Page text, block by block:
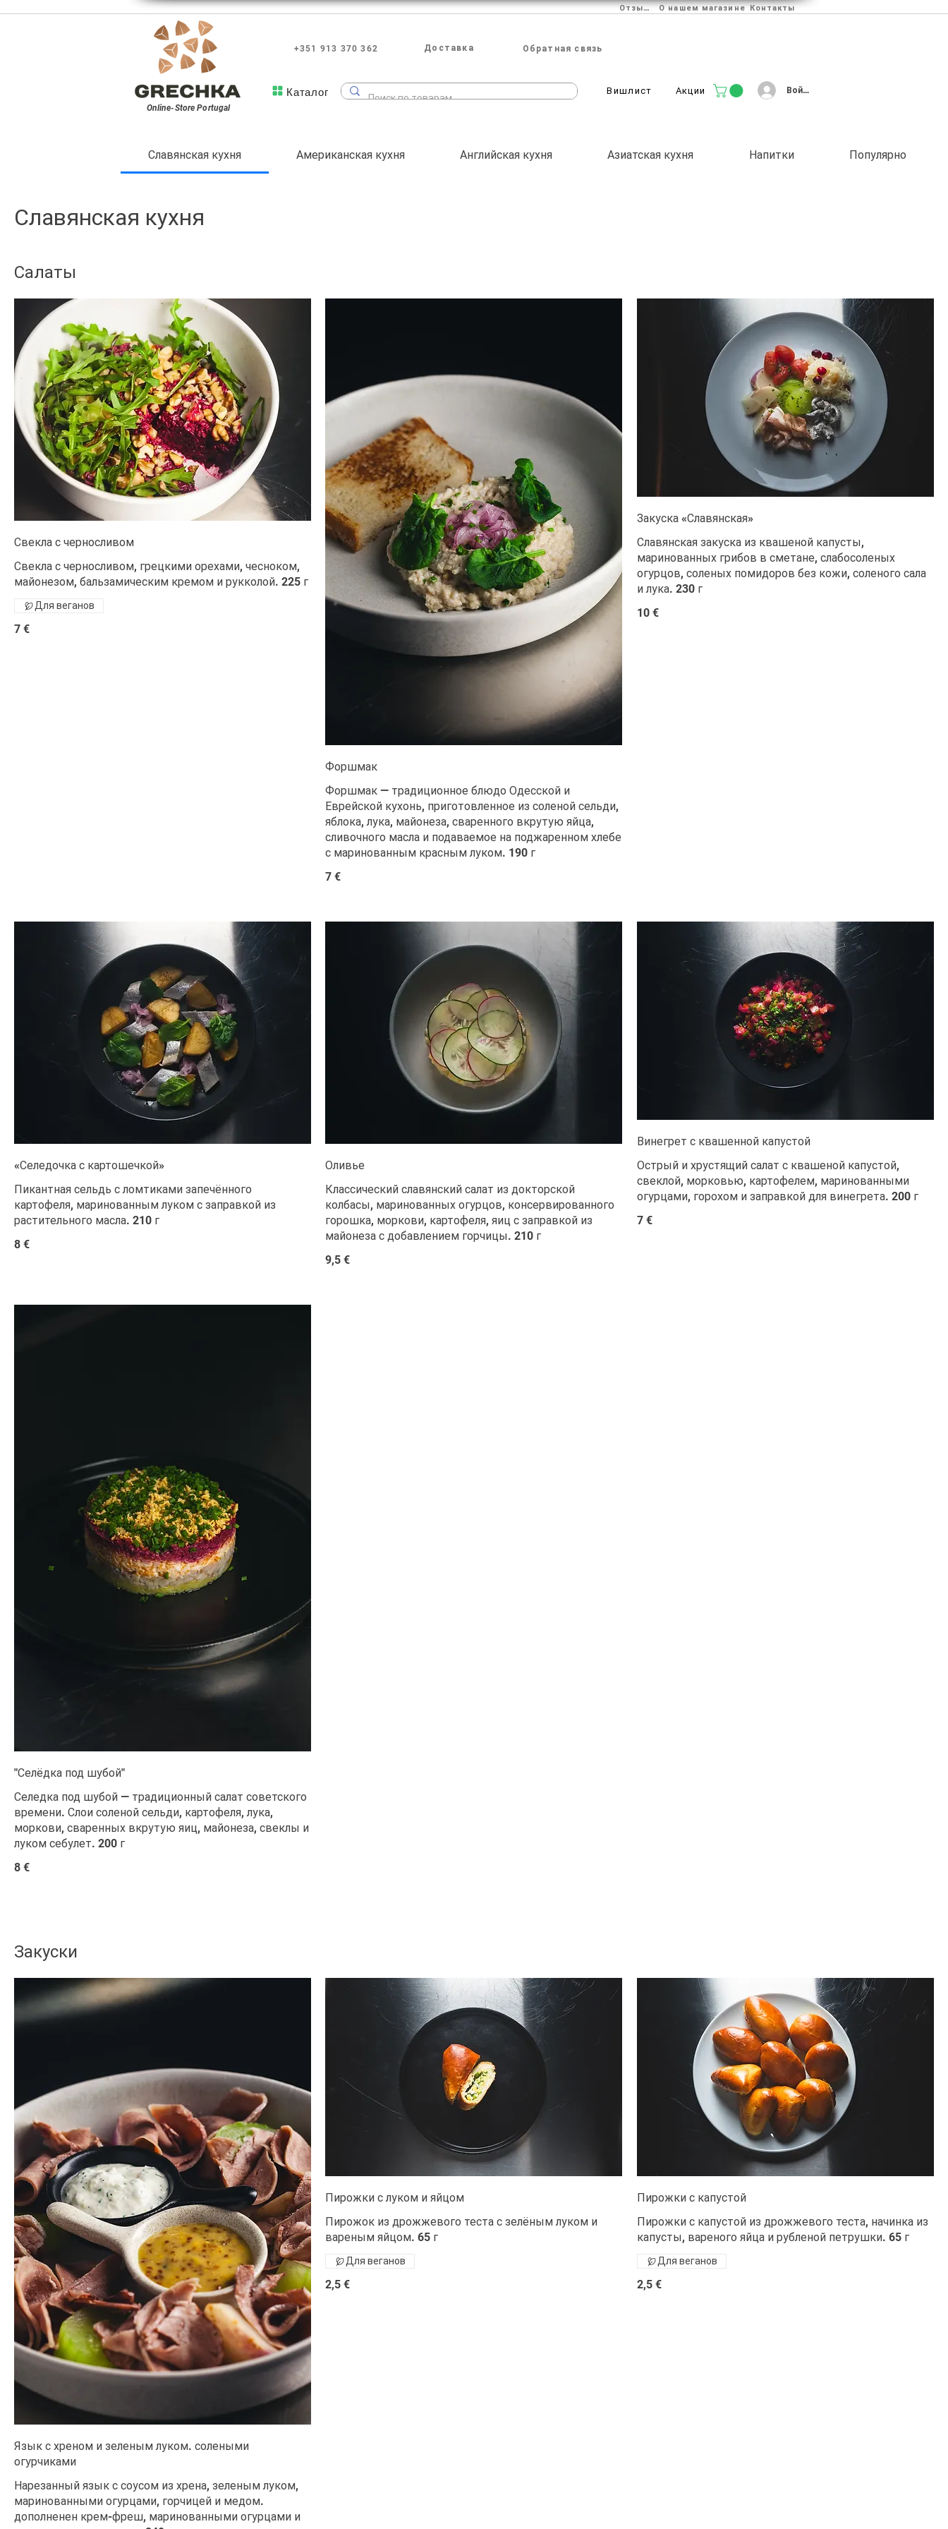
Отзывы О нашем магазине Контакты
+351 913 370 362 Доставка Обратная связь
Online-StorePortugal
Каталог Вишлист Акции Войти
Славянская кухня Американская кухня Английская кухня Азиатская кухня Напитки Популярно
Славянская кухня
Салаты
Свекла с черносливом
Свекла с черносливом, грецкими орехами, чесноком,
майонезом, бальзамическим кремом и рукколой. 225 г
7 €
Для веганов
Форшмак
Форшмак — традиционное блюдо Одесской и
Еврейской кухонь, приготовленное из соленой сельди,
яблока, лука, майонеза, сваренного вкрутую яйца,
сливочного масла и подаваемое на поджаренном хлебе
с маринованным красным луком. 190 г
7 €
Закуска «Славянская»
Славянская закуска из квашеной капусты,
маринованных грибов в сметане, слабосоленых
огурцов, соленых помидоров без кожи, соленого сала
и лука. 230 г
10 €
«Селедочка с картошечкой»
Пикантная сельдь с ломтиками запечённого
картофеля, маринованным луком с заправкой из
растительного масла. 210 г
8 €
Оливье
Классический славянский салат из докторской
колбасы, маринованных огурцов, консервированного
горошка, моркови, картофеля, яиц с заправкой из
майонеза с добавлением горчицы. 210 г
9,5 €
Винегрет с квашенной капустой
Острый и хрустящий салат с квашеной капустой,
свеклой, морковью, картофелем, маринованными
огурцами, горохом и заправкой для винегрета. 200 г
7 €
"Селёдка под шубой"
Селедка под шубой — традиционный салат советского
времени. Слои соленой сельди, картофеля, лука,
моркови, сваренных вкрутую яиц, майонеза, свеклы и
луком себулет. 200 г
8 €
Закуски
Язык с хреном и зеленым луком. солеными
огурчиками
Нарезанный язык с соусом из хрена, зеленым луком,
маринованными огурцами, горчицей и медом.
дополненен крем-фреш, маринованными огурцами и
Пирожки с луком и яйцом
Пирожок из дрожжевого теста с зелёным луком и
вареным яйцом. 65 г
2,5 €
Для веганов
Пирожки с капустой
Пирожки с капустой из дрожжевого теста, начинка из
капусты, вареного яйца и рубленой петрушки. 65 г
2,5 €
Для веганов